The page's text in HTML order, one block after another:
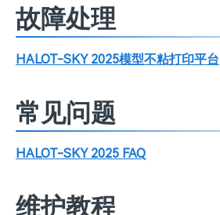
故障处理
HALOT-SKY 2025模型不粘打印平台
常见问题
HALOT-SKY 2025 FAQ
维护教程